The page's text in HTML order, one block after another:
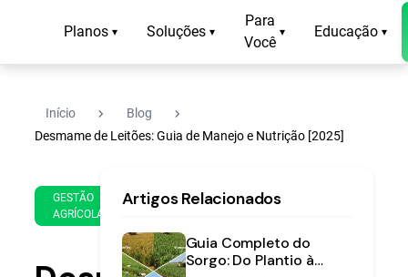
Planos ▾ Soluções ▾
Para
Você
▾ Educação ▾
Início navigate_next Blog navigate_next
Desmame de Leitões: Guia de Manejo e Nutrição [2025]
GESTÃO
AGRÍCOLA
Oct
2025
min
leitura
Artigos Relacionados
Guia Completo do
Sorgo: Do Plantio à